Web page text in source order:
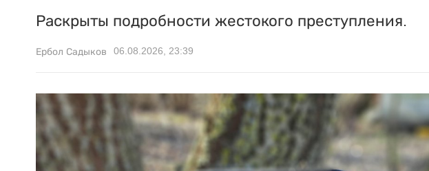
Раскрыты подробности жестокого преступления.
Ербол Садыков 06.08.2026, 23:39